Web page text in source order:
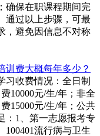
确保在职课程期间完
通过以上步骤，可最
，避免因信息不对称
训费大概每年多少？
习收费情况：全日制
10000元/生/年；非全
15000元/生/年；公共
：1、第一志愿报考专
100401流行病与卫生